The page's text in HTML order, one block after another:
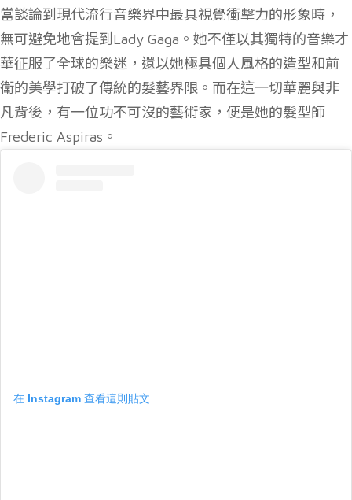
當談論到現代流行音樂界中最具視覺衝擊力的形象時，
無可避免地會提到Lady Gaga。她不僅以其獨特的音樂才
華征服了全球的樂迷，還以她極具個人風格的造型和前
衛的美學打破了傳統的髮藝界限。而在這一切華麗與非
凡背後，有一位功不可沒的藝術家，便是她的髮型師
Frederic Aspiras。
在 Instagram 查看這則貼文